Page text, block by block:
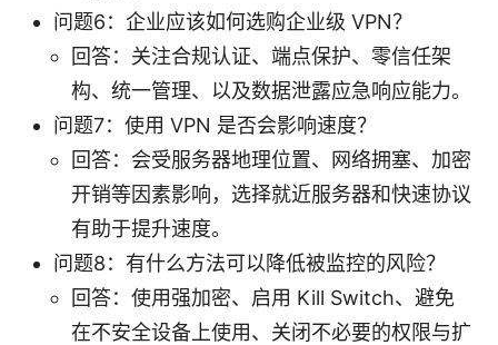
问题6：企业应该如何选购企业级 VPN？
回答：关注合规认证、端点保护、零信任架
构、统一管理、以及数据泄露应急响应能力。
问题7：使用 VPN 是否会影响速度？
回答：会受服务器地理位置、网络拥塞、加密
开销等因素影响，选择就近服务器和快速协议
有助于提升速度。
问题8：有什么方法可以降低被监控的风险？
回答：使用强加密、启用 Kill Switch、避免
在不安全设备上使用、关闭不必要的权限与扩